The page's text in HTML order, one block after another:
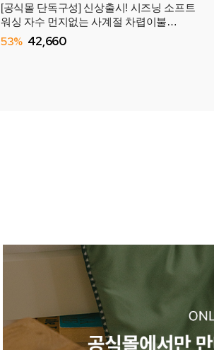
[공식몰 단독구성] 신상출시! 시즈닝 소프트
워싱 자수 먼지없는 사계절 차렵이불
(SS/Q) - 4컬러
53% 42,660